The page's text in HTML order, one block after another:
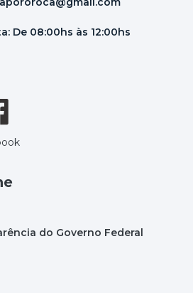
De 08:00hs às 12:00hs
do Governo Federal